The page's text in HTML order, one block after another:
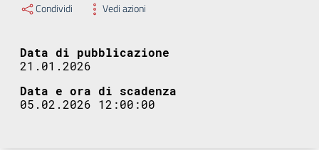
Condividi Vedi azioni
Data di pubblicazione
21.01.2026
Data e ora di scadenza
05.02.2026 12:00:00